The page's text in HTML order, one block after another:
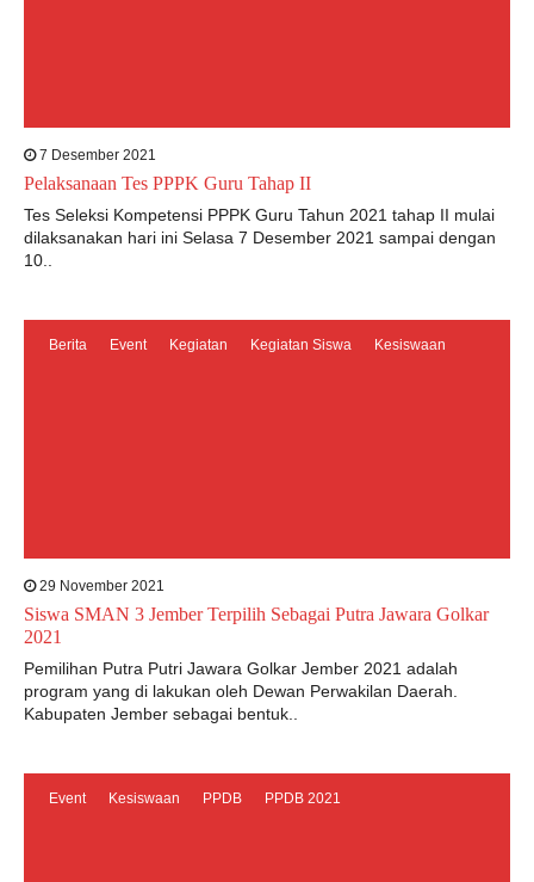
7 Desember 2021
Pelaksanaan Tes PPPK Guru Tahap II
Tes Seleksi Kompetensi PPPK Guru Tahun 2021 tahap II mulai
dilaksanakan hari ini Selasa 7 Desember 2021 sampai dengan
10..
Berita Event Kegiatan Kegiatan Siswa Kesiswaan
29 November 2021
Siswa SMAN 3 Jember Terpilih Sebagai Putra Jawara Golkar
2021
Pemilihan Putra Putri Jawara Golkar Jember 2021 adalah
program yang di lakukan oleh Dewan Perwakilan Daerah.
Kabupaten Jember sebagai bentuk..
Event Kesiswaan PPDB PPDB 2021